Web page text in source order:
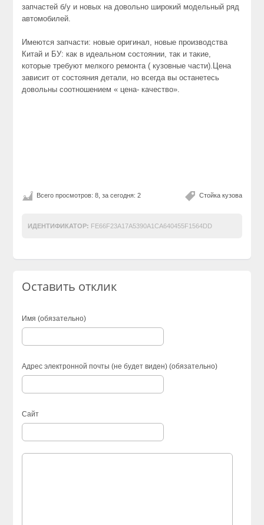
запчастей б/у и новых на довольно широкий модельный ряд
автомобилей.
Имеются запчасти: новые оригинал, новые производства
Китай и БУ: как в идеальном состоянии, так и такие,
которые требуют мелкого ремонта ( кузовные части).Цена
зависит от состояния детали, но всегда вы останетесь
довольны соотношением « цена- качество».
Стойка кузова
Всего просмотров: 8, за сегодня: 2
ИДЕНТИФИКАТОР: FE66F23A17A5390A1CA640455F1564DD
Оставить отклик
Имя (обязательно)
Адрес электронной почты (не будет виден) (обязательно)
Сайт